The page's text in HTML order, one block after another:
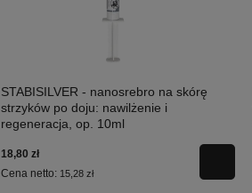
STABISILVER - nanosrebro na skórę
strzyków po doju: nawilżenie i
regeneracja, op. 10ml
18,80 zł
Cena netto: 15,28 zł